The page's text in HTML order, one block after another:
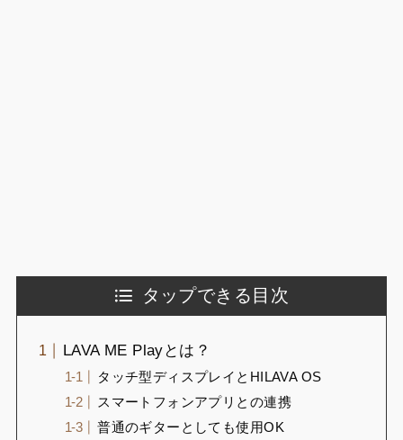
タップできる目次
LAVA ME Playとは？
タッチ型ディスプレイとHILAVA OS
スマートフォンアプリとの連携
普通のギターとしても使用OK